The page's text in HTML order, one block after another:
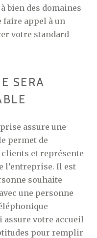
bien des domaines
faire appel à un
votre standard
SERA
assure une
permet de
et représente
l’entreprise. Il est
souhaite
une personne
assure votre accueil
pour remplir